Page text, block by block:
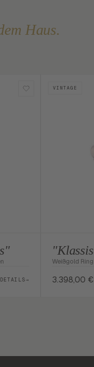
Haus.
DETAILS→
VINTAGE
Weißgold
3.398,00 €